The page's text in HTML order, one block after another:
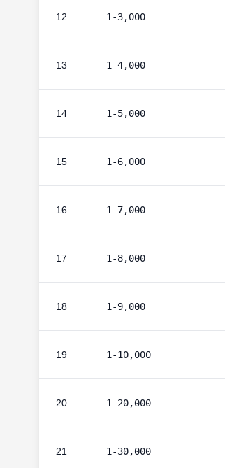
12 1-3,000
13 1-4,000
14 1-5,000
15 1-6,000
16 1-7,000
17 1-8,000
18 1-9,000
19 1-10,000
20 1-20,000
21 1-30,000